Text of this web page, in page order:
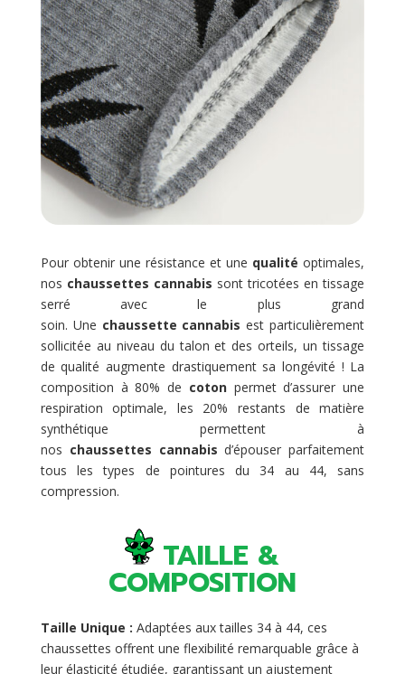
Pour obtenir une résistance et une qualité optimales,
nos chaussettes cannabis sont tricotées en tissage
serré avec le plus grand
soin. Une chaussette cannabis est particulièrement
sollicitée au niveau du talon et des orteils, un tissage
de qualité augmente drastiquement sa longévité ! La
composition à 80% de cotonpermet d’assurer une
respiration optimale, les 20% restants de matière
synthétique permettent à
nos chaussettes cannabis d’épouser parfaitement
tous les types de pointures du 34 au 44, sans
compression.
TAILLE &
COMPOSITION
Taille Unique : Adaptées aux tailles 34 à 44, ces
chaussettes offrent une flexibilité remarquable grâce à
leur élasticité étudiée, garantissant un ajustement